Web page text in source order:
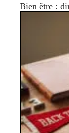
Bien être :